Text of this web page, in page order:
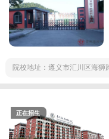
院校地址：遵义市汇川区海狮
正在招生